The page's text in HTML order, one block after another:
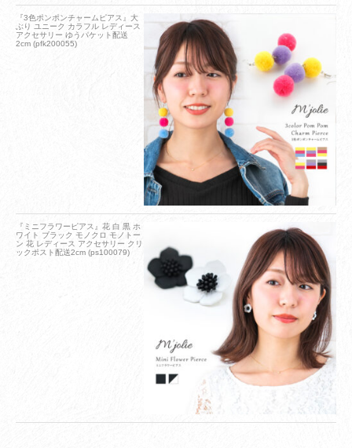
『3色ポンポンチャームピアス』大
ぶり ユニーク カラフル レディース
アクセサリー ゆうパケット配送
2cm (pfk200055)
『ミニフラワーピアス』花 白 黒 ホ
ワイト ブラック モノクロ モノトー
ン 花 レディース アクセサリー クリ
ックポスト配送2cm (ps100079)